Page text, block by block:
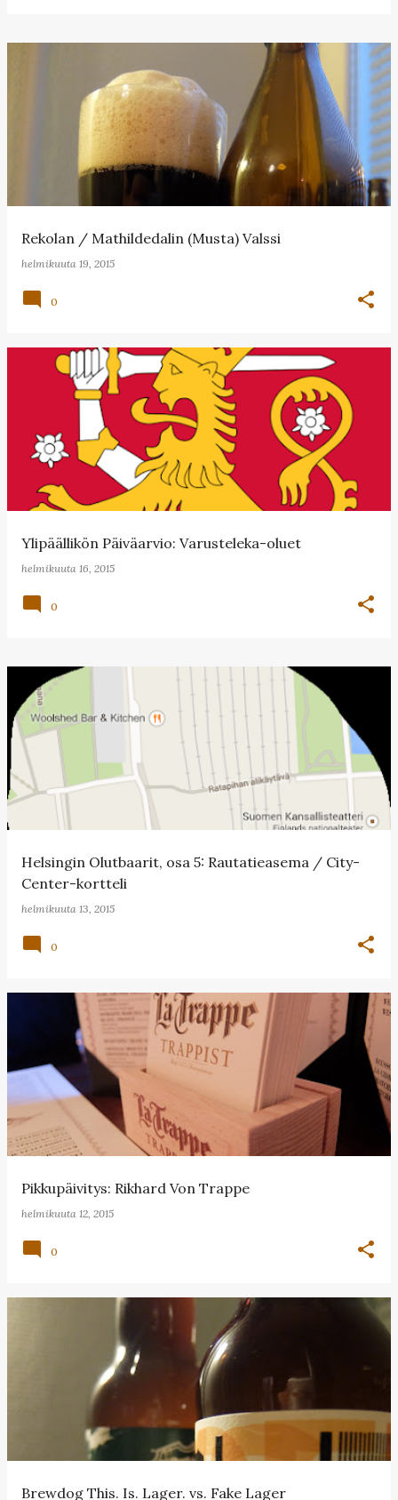
Rekolan / Mathildedalin (Musta) Valssi
helmikuuta 19, 2015
0
Ylipäällikön Päiväarvio: Varusteleka-oluet
helmikuuta 16, 2015
0
Helsingin Olutbaarit, osa 5: Rautatieasema / City-
Center-kortteli
helmikuuta 13, 2015
0
Pikkupäivitys: Rikhard Von Trappe
helmikuuta 12, 2015
0
Brewdog This. Is. Lager. vs. Fake Lager